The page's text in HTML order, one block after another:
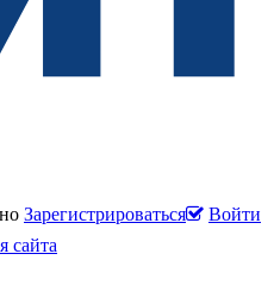
Зарегистрироваться
Войти
сайта